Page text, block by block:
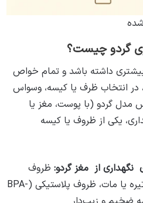
گردو چیست؟
بیشتری داشته باشد و تمام خواص
انتخاب ظرف یا کیسه، وسواس
مدل گردو (با پوست، مغز یا
یکی از ظروف یا کیسه
از مغز گردو: ظروف
شیشه‌ای درب‌دار با رنگ تیره یا مات، ظروف پلاستیکی (BPA-